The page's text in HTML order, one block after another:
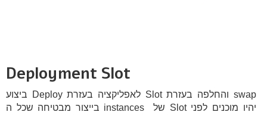
Deployment Slot
ביצוע Deploy לאפליקציה בעזרת Slot והחלפה בעזרת swap
בייצור מבטיחה שכל ה instances של Slot יהיו מוכנים לפני